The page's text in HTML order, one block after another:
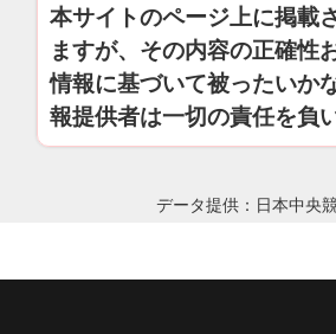
本サイトのページ上に掲載
ますが、その内容の正確性
情報に基づいて被ったいか
報提供者は一切の責任を負
データ提供：日本中央